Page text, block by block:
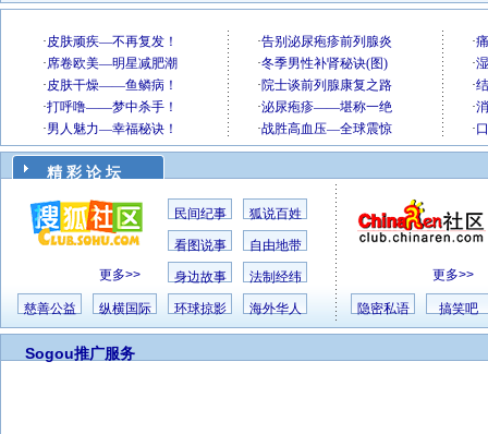
精 彩 论 坛
更多>>
民间纪事 狐说百姓
看图说事 自由地带
身边故事 法制经纬
慈善公益 纵横国际 环球掠影 海外华人
更多>>
隐密私语 搞笑吧
Sogou推广服务